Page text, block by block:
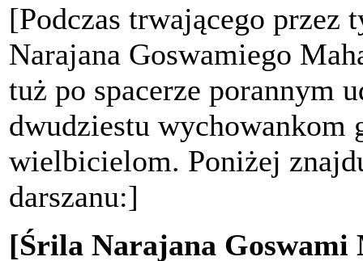
[Podczas trwającego
Narajana Goswamiego
tuż po spacerze porannym
dwudziestu
wielbicielom. Poniżej
darszanu:]
[Śrila Narajana Goswami